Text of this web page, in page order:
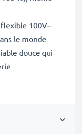
100V–
le monde
douce qui